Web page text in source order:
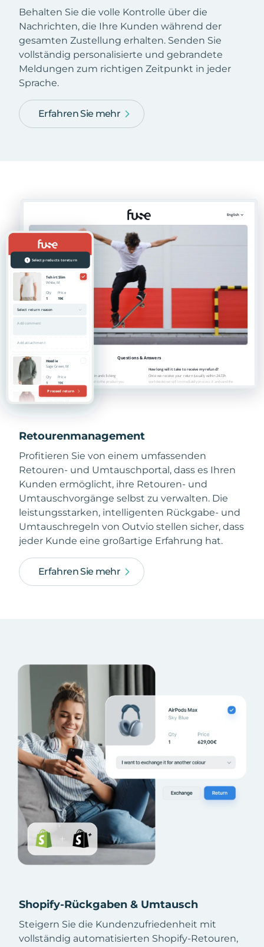
Behalten Sie die volle Kontrolle über die
Nachrichten, die Ihre Kunden während der
gesamten Zustellung erhalten. Senden Sie
vollständig personalisierte und gebrandete
Meldungen zum richtigen Zeitpunkt in jeder
Sprache.
Erfahren Sie mehr
Retourenmanagement
Profitieren Sie von einem umfassenden
Retouren- und Umtauschportal, dass es Ihren
Kunden ermöglicht, ihre Retouren- und
Umtauschvorgänge selbst zu verwalten. Die
leistungsstarken, intelligenten Rückgabe- und
Umtauschregeln von Outvio stellen sicher, dass
jeder Kunde eine großartige Erfahrung hat.
Erfahren Sie mehr
Shopify-Rückgaben & Umtausch
Steigern Sie die Kundenzufriedenheit mit
vollständig automatisierten Shopify-Retouren,